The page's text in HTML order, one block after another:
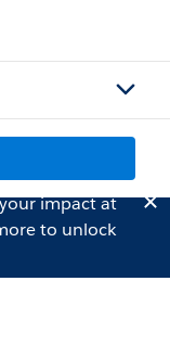
impact at
to unlock